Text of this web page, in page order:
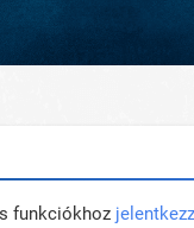
funkciókhoz